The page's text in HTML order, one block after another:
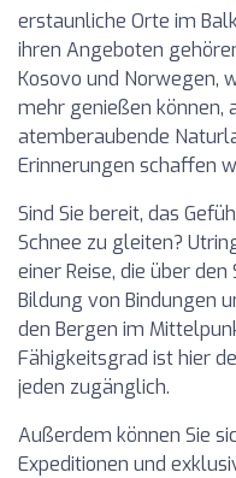
erstaunliche Orte im
ihren Angeboten
Kosovo und Norwegen,
mehr genießen können,
atemberaubende
Erinnerungen schaffen
Sind Sie bereit, das
Schnee zu gleiten?
einer Reise, die über
Bildung von Bindungen
den Bergen im
Fähigkeitsgrad ist hier
jeden zugänglich.
Außerdem können Sie
Expeditionen und